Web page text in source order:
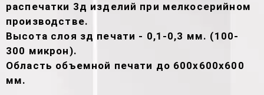
распечатки 3д изделий при мелкосерийном
производстве.
Высота слоя зд печати - 0,1-0,3 мм. (100-
300 микрон).
Область объемной печати до 600х600х600
мм.